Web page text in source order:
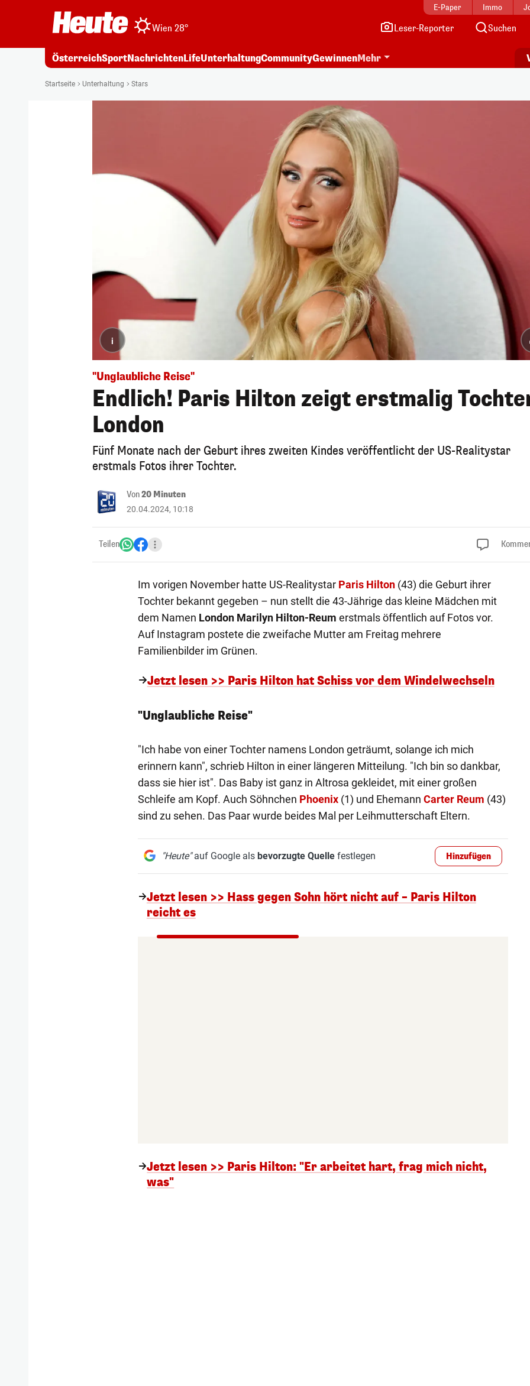
E-Paper Immo
Wien 28° Leser-Reporter Suchen
ÖsterreichSportNachrichtenLifeUnterhaltungCommunityGewinnenMehr
Startseite Unterhaltung Stars
i
"Unglaubliche Reise"
Endlich! Paris Hilton zeigt erstmalig
London
Fünf Monate nach der Geburt ihres zweiten Kindes veröffentlicht der US-Realitystar
erstmals Fotos ihrer Tochter.
Von20 Minuten
20.04.2024, 10:18
Teilen
Im vorigen November hatte US-Realitystar Paris Hilton(43) die Geburt ihrer
Tochter bekannt gegeben – nun stellt die 43-Jährige das kleine Mädchen mit
dem Namen London Marilyn Hilton-Reum erstmals öffentlich auf Fotos vor.
Auf Instagram postete die zweifache Mutter am Freitag mehrere
Familienbilder im Grünen.
Jetzt lesen >> Paris Hilton hat Schiss vor dem Windelwechseln
"Unglaubliche Reise"
"Ich habe von einer Tochter namens London geträumt, solange ich mich
erinnern kann", schrieb Hilton in einer längeren Mitteilung. "Ich bin so dankbar,
dass sie hier ist". Das Baby ist ganz in Altrosa gekleidet, mit einer großen
Schleife am Kopf. Auch Söhnchen Phoenix(1) und Ehemann Carter Reum (43)
sind zu sehen. Das Paar wurde beides Mal per Leihmutterschaft Eltern.
"Heute"auf Google als bevorzugte Quellefestlegen Hinzufügen
Jetzt lesen >> Hass gegen Sohn hört nicht auf – Paris Hilton
reicht es
Jetzt lesen >> Paris Hilton: "Er arbeitet hart, frag mich nicht,
was"